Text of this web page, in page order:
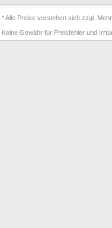
* Alle Preise verstehen sich zzgl.
Keine Gewähr für Preisfehler und